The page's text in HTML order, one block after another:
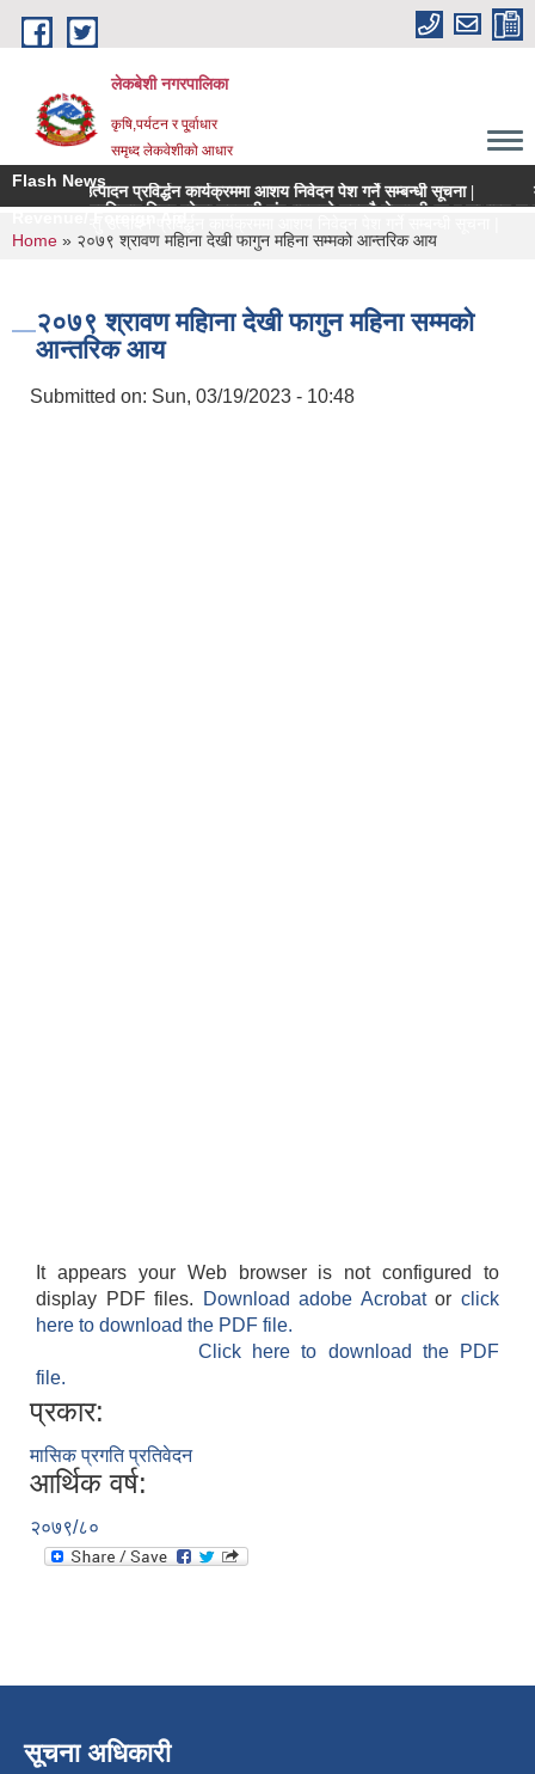
Skip to main content
लेकबेशी नगरपालिका
कृषि,पर्यटन र पू्र्वाधार
समृध्द लेकवेशीको आधार
Flash News
उत्पादन प्रविर्द्धन कार्यक्रममा आशय निवेदन पेश गर्ने सम्बन्धी सूचना |
क्षेत्रधिकार भित्र रहेका सहकारी संस्थाहरुको समयमै लेखापरीक्षण र साधारण सभा
You are here
Home » २०७९ श्रावण महिाना देखी फागुन महिना सम्मको आन्तरिक आय
२०७९ श्रावण महिाना देखी फागुन महिना सम्मको
आन्तरिक आय
Submitted on: Sun, 03/19/2023 - 10:48
It appears your Web browser is not configured to
display PDF files.
Download adobe Acrobatorclick
here to download the PDF file.
Click here to download the PDF
file.
प्रकार:
मासिक प्रगति प्रतिवेदन
आर्थिक वर्ष:
२०७९/८०
सूचना अधिकारी